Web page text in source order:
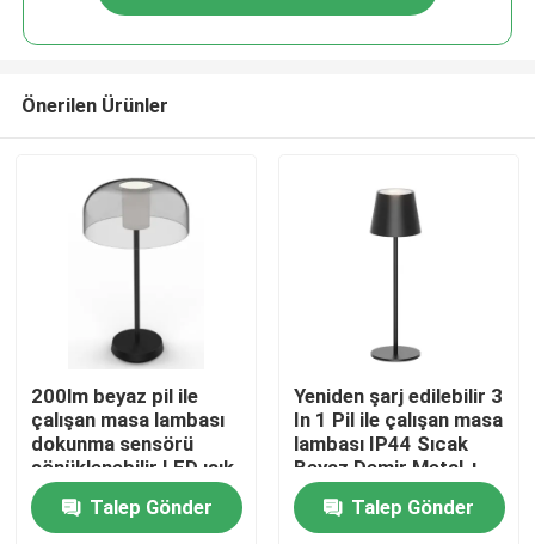
Ev
Ürünler
Önerilen Ürünler
200lm beyaz pil ile
çalışan masa lambası
dokunma sensörü
sönüklenebilir LED ışık
20000 saat pil ömrü
Talep Gönder
Yeniden şarj edilebilir 3
In 1 Pil ile çalışan masa
lambası IP44 Sıcak
Beyaz Demir Metal +
ABS 150lm
Talep Gönder